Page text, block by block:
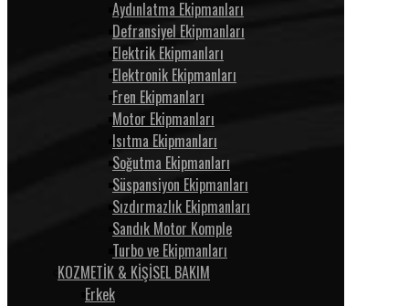
Aydınlatma Ekipmanları
Defransiyel Ekipmanları
Elektrik Ekipmanları
Elektronik Ekipmanları
Fren Ekipmanları
Motor Ekipmanları
Isıtma Ekipmanları
Soğutma Ekipmanları
Süspansiyon Ekipmanları
Sızdırmazlık Ekipmanları
Sandık Motor Komple
Turbo ve Ekipmanları
KOZMETİK & KİŞİSEL BAKIM
Erkek